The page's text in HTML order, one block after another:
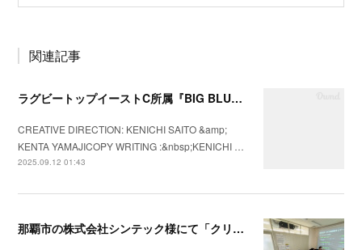
関連記事
ラグビートップイーストC所属『BIG BLUES八千代ベイ東京』の2025年シーズンプロモーションビデオを制作
CREATIVE DIRECTION: KENICHI SAITO &amp;
KENTA YAMAJICOPY WRITING :&nbsp;KENICHI …
2025.09.12 01:43
那覇市の株式会社シンテック様にて「クリフトンストレングス®」を用いた強み理解・組織文化醸成セッションを実施